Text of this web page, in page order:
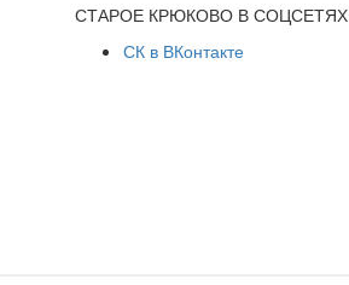
СТАРОЕ КРЮКОВО В СОЦСЕТЯХ
СК в ВКонтакте